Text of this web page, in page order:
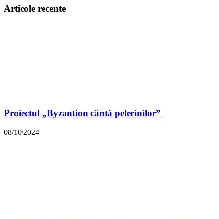
Articole recente
Proiectul „Byzantion cântă pelerinilor”
08/10/2024